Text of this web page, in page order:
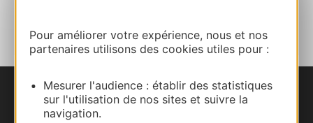
Pour améliorer votre expérience, nous et nos
partenaires utilisons des cookies utiles pour :
Mesurer l'audience : établir des statistiques
sur l'utilisation de nos sites et suivre la
navigation.
Nous contacter